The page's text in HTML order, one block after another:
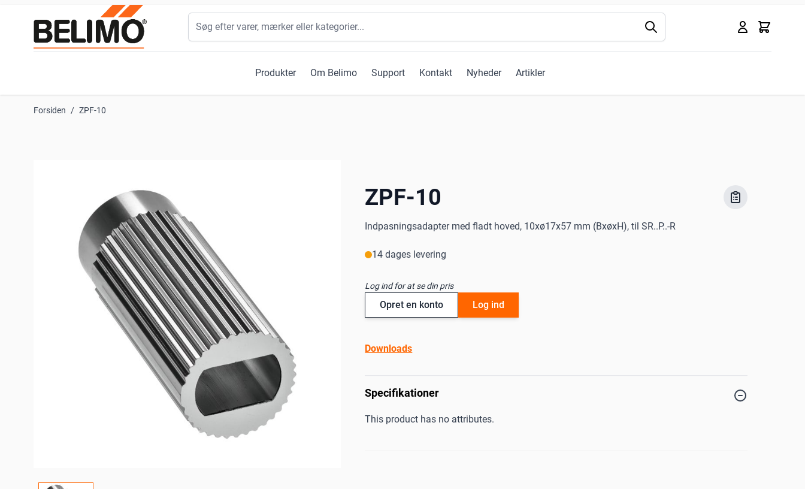
Produkter Om Belimo Support Kontakt Nyheder Artikler
Kurv
Søg
Forsiden / ZPF-10
ZPF-10
Indpasningsadapter med fladt hoved, 10xø17x57 mm (BxøxH), til SR..P..-R
14 dages levering
Log ind for at se din pris
Opret en konto Log ind
Downloads
Specifikationer
This product has no attributes.